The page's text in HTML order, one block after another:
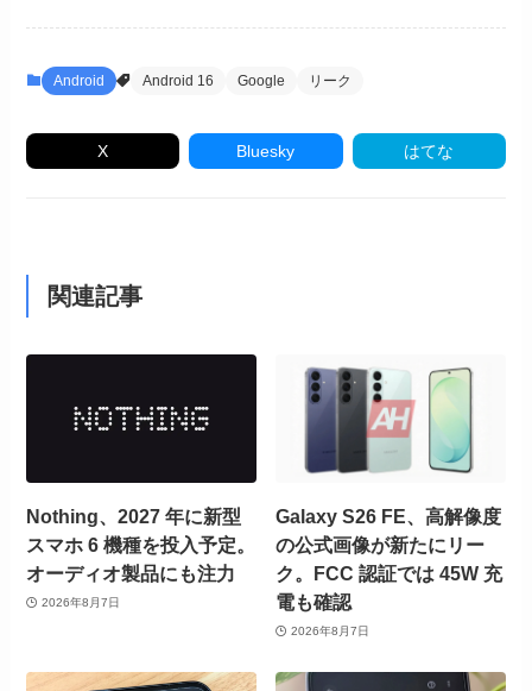
Android Android 16 Google リーク
X Bluesky はてな
関連記事
Nothing、2027 年に新型
スマホ 6 機種を投入予定。
オーディオ製品にも注力
2026年8月7日
Galaxy S26 FE、高解像度
の公式画像が新たにリー
ク。FCC 認証では 45W 充
電も確認
2026年8月7日